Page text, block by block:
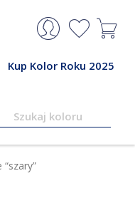
Kup Kolor Roku 2025